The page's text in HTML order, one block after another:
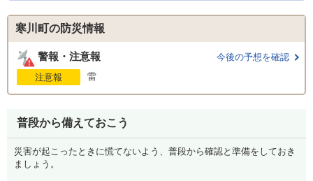
寒川町の防災情報
警報・注意報
今後の予想を確認
注意報
雷
普段から備えておこう
災害が起こったときに慌てないよう、普段から確認と準備をしておき
ましょう。